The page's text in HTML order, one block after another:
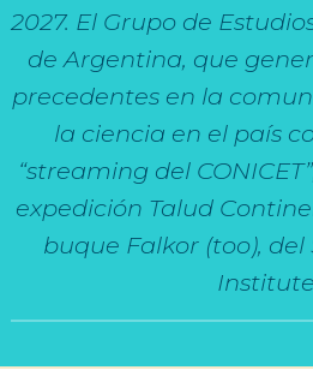
2027. El Grupo de
de Argentina, que
precedentes en la
la ciencia en el país
“streaming del
expedición Talud
buque Falkor (too),